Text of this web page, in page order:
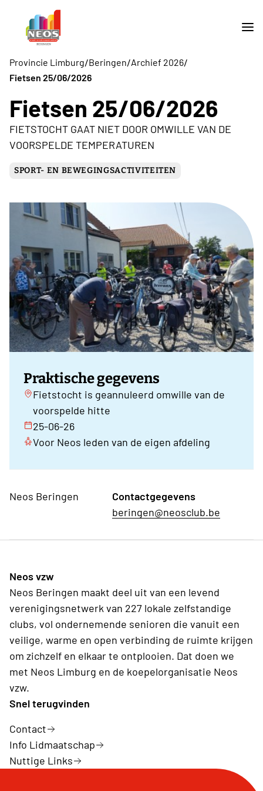
Provincie Limburg/Beringen/Archief 2026/
Fietsen 25/06/2026
Fietsen 25/06/2026
FIETSTOCHT GAAT NIET DOOR OMWILLE VAN DE
VOORSPELDE TEMPERATUREN
SPORT- EN BEWEGINGSACTIVITEITEN
Praktische gegevens
Fietstocht is geannuleerd omwille van de
voorspelde hitte
25-06-26
Voor Neos leden van de eigen afdeling
Neos Beringen
Contactgegevens
beringen@neosclub.be
Neos vzw
Neos Beringen maakt deel uit van een levend
verenigingsnetwerk van 227 lokale zelfstandige
clubs, vol ondernemende senioren die vanuit een
veilige, warme en open verbinding de ruimte krijgen
om zichzelf en elkaar te ontplooien. Dat doen we
met Neos Limburg en de koepelorganisatie Neos
vzw.
Snel terugvinden
Contact
Info Lidmaatschap
Nuttige Links